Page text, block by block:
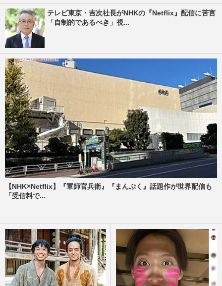
テレビ東京・吉次社長がNHKの『Netflix』配信に苦言
「自制的であるべき」視...
【NHK×Netflix】『軍師官兵衛』『まんぷく』話題作が世界配信も
「受信料で...